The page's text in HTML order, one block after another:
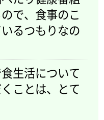
で、食事のこ
るつもりなの
生活について
ことは、とて